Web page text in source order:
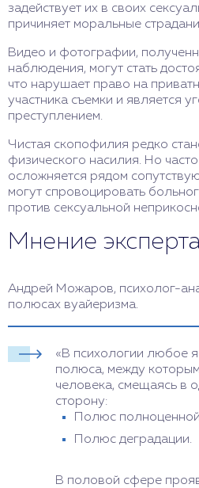
задействует их в своих
причиняет моральные
Видео и фотографии,
наблюдения, могут стать
что нарушает право на
участника съемки и является
преступлением.
Чистая скопофилия редко
физического насилия. Но
осложняется рядом
могут спровоцировать
против сексуальной
Мнение
Андрей Можаров, психолог-
полюсах вуайеризма.
«В психологии любое
полюса, между
человека, смещаясь в
сторону:
Полюс
Полюс деградации.
В половой сфере